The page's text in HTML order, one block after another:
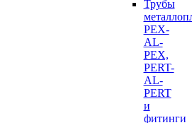
Трубы
PEX-
AL-
PEX,
PERT-
AL-
PERT
и
фитинги